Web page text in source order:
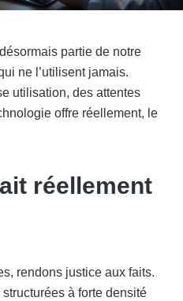
partie de notre
ne l’utilisent jamais.
utilisation, des attentes
offre réellement, le
réellement
rendons justice aux faits.
structurées à forte densité